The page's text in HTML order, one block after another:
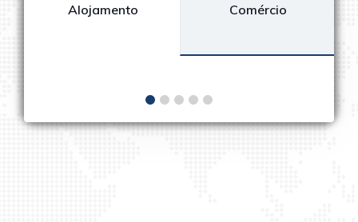
Comércio Ensino e Educação